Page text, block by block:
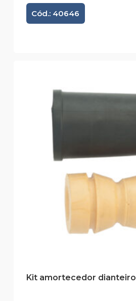
Cód.: 40646
Kit amortecedor dianteiro